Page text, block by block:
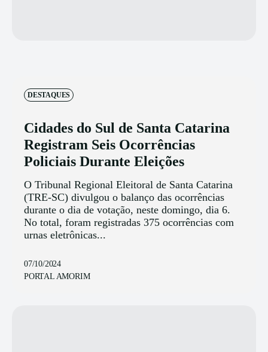
DESTAQUES
Cidades do Sul de Santa Catarina
Registram Seis Ocorrências
Policiais Durante Eleições
O Tribunal Regional Eleitoral de Santa Catarina
(TRE-SC) divulgou o balanço das ocorrências
durante o dia de votação, neste domingo, dia 6.
No total, foram registradas 375 ocorrências com
urnas eletrônicas...
07/10/2024
PORTAL AMORIM